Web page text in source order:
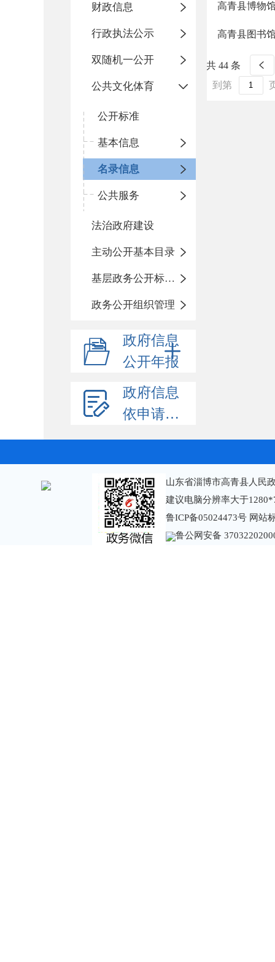
财政信息
行政执法公示
双随机一公开
公共文化体育
公开标准
基本信息
名录信息
公共服务
法治政府建设
主动公开基本目录
基层政务公开标准化规范化
政务公开组织管理
政府信息
公开年报
政府信息
依申请公开
高青县博物
高青县图书
共 44 条
到第
山东省淄博市高青县人民
建议电脑分辨率大于
鲁ICP备05024473号 网站
鲁公网安备